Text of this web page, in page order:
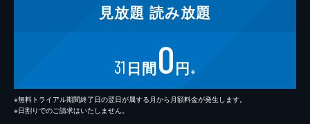
見放題 読み放題
31 日間0円 ※
※無料トライアル期間終了日の翌日が属する月から月額料金が発生します。
※日割りでのご請求はいたしません。